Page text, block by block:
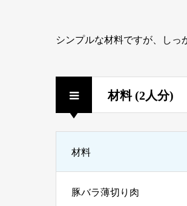
シンプルな材料ですが、しっ
材料 (2人分)
材料
豚バラ薄切り肉